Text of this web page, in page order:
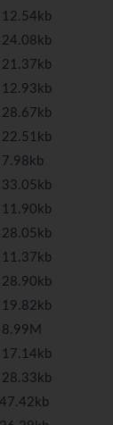
12.54kb
24.08kb
21.37kb
12.93kb
28.67kb
22.51kb
7.98kb
33.05kb
11.90kb
28.05kb
11.37kb
28.90kb
19.82kb
17.14kb
28.33kb